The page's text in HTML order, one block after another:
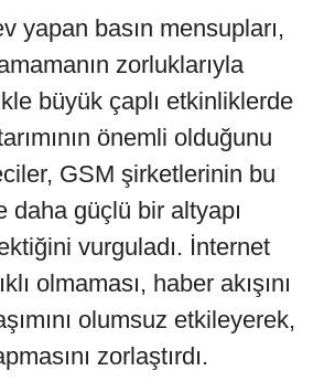
yapan basın mensupları,
zorluklarıyla
büyük çaplı etkinliklerde
önemli olduğunu
GSM şirketlerinin bu
daha güçlü bir altyapı
vurguladı. İnternet
olmaması, haber akışını
olumsuz etkileyerek,
zorlaştırdı.